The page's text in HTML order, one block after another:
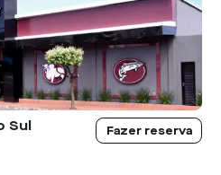
Sul Fazer reserva